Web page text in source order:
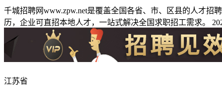
千城招聘网www.zpw.net是覆盖全国各省、市、区县的人才
历，企业可直招本地人才，一站式解决全国求职招工需求。
江苏省